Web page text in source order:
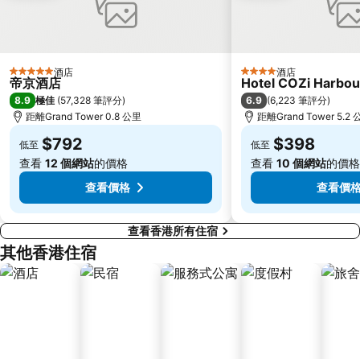
Causeway Bay Metro Station
深圳野生動物園
大梅沙海濱公園
皇崗口岸
Lamma Island
香港屯門
Tin Hau Metro Station
九龍塘
金銀島酒店站
5 星級 酒店
帝京酒店
8.9 極佳 (57,328 筆評分)
距離Grand Tower 0.8 公里
低至 $792
查看 12 個網站的價格
查看價格
4 星級 酒店
Hotel COZi
6.9 (6,223 筆評分)
距離Grand Tower 5.2
低至 $398
查看 10 個網站的價格
查看價
查看香港所有住宿
其他香港住宿